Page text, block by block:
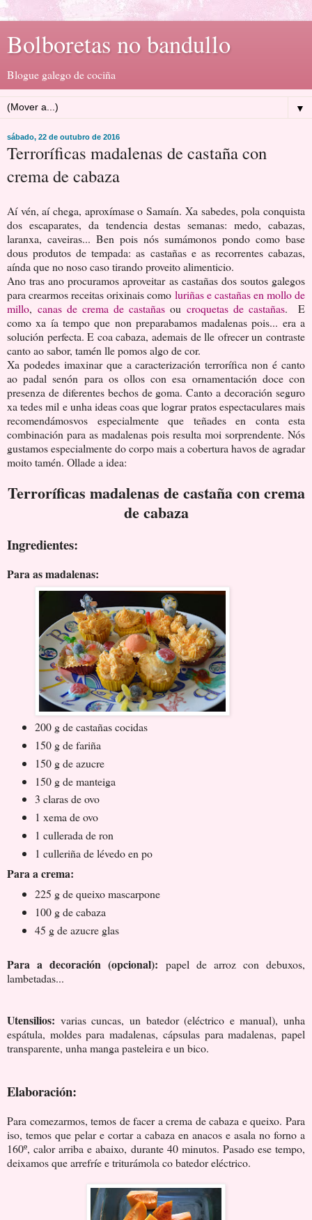
Bolboretas no bandullo
Blogue galego de cociña
▼
sábado, 22 de outubro de 2016
Terroríficas madalenas de castaña con
crema de cabaza
Aí vén, aí chega, aproxímase o Samaín. Xa sabedes, pola conquista
dos escaparates, da tendencia destas semanas: medo, cabazas,
laranxa, caveiras... Ben pois nós sumámonos pondo como base
dous produtos de tempada: as castañas e as recorrentes cabazas,
aínda que no noso caso tirando proveito alimenticio.
Ano tras ano procuramos aproveitar as castañas dos soutos galegos
para crearmos receitas orixinais como luriñas e castañas en mollo de
millo, canas de crema de castañasoucroquetas de castañas. E
como xa ía tempo que non preparabamos madalenas pois... era a
solución perfecta. E coa cabaza, ademais de lle ofrecer un contraste
canto ao sabor, tamén lle pomos algo de cor.
Xa podedes imaxinar que a caracterización terrorífica non é canto
ao padal senón para os ollos con esa ornamentación doce con
presenza de diferentes bechos de goma. Canto a decoración seguro
xa tedes mil e unha ideas coas que lograr pratos espectaculares mais
recomendámosvos especialmente que teñades en conta esta
combinación para as madalenas pois resulta moi sorprendente. Nós
gustamos especialmente do corpo mais a cobertura havos de agradar
moito tamén. Ollade a idea:
Terroríficas madalenas de castaña con crema
de cabaza
Ingredientes:
Para as madalenas:
200 g de castañas cocidas
150 g de fariña
150 g de azucre
150 g de manteiga
3 claras de ovo
1 xema de ovo
1 cullerada de ron
1 culleriña de lévedo en po
Para a crema:
225 g de queixo mascarpone
100 g de cabaza
45 g de azucre glas
Para a decoración (opcional): papel de arroz con debuxos,
lambetadas...
Utensilios: varias cuncas, un batedor (eléctrico e manual), unha
espátula, moldes para madalenas, cápsulas para madalenas, papel
transparente, unha manga pasteleira e un bico.
Elaboración:
Para comezarmos, temos de facer a crema de cabaza e queixo. Para
iso, temos que pelar e cortar a cabaza en anacos e asala no forno a
160º, calor arriba e abaixo, durante 40 minutos. Pasado ese tempo,
deixamos que arrefríe e triturámola co batedor eléctrico.